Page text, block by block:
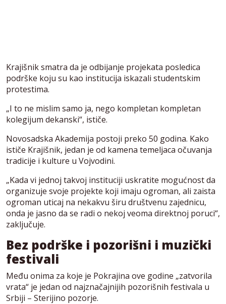
Krajišnik smatra da je odbijanje projekata posledica
podrške koju su kao institucija iskazali studentskim
protestima.
„I to ne mislim samo ja, nego kompletan kompletan
kolegijum dekanski“, ističe.
Novosadska Akademija postoji preko 50 godina. Kako
ističe Krajišnik, jedan je od kamena temeljaca očuvanja
tradicije i kulture u Vojvodini.
„Kada vi jednoj takvoj instituciji uskratite mogućnost da
organizuje svoje projekte koji imaju ogroman, ali zaista
ogroman uticaj na nekakvu širu društvenu zajednicu,
onda je jasno da se radi o nekoj veoma direktnoj poruci“,
zaključuje.
Bez podrške i pozorišni i muzički
festivali
Među onima za koje je Pokrajina ove godine „zatvorila
vrata“ je jedan od najznačajnijih pozorišnih festivala u
Srbiji – Sterijino pozorje.